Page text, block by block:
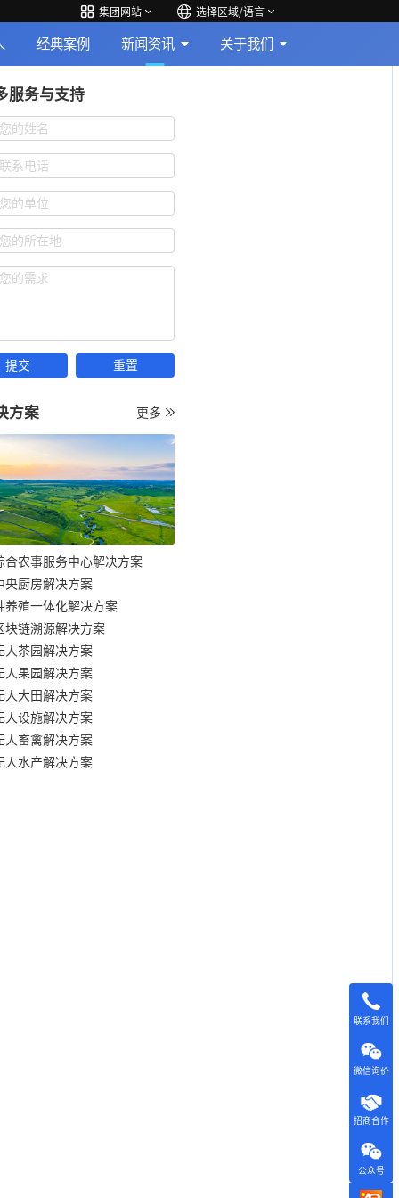
集团网站 选择区域/语言
经典案例 新闻资讯 关于我们
服务与支持
的姓名
系电话
的单位
的所在地
的需求
方案 更多
合农事服务中心解决方案
央厨房解决方案
养殖一体化解决方案
块链溯源解决方案
人茶园解决方案
人果园解决方案
人大田解决方案
人设施解决方案
人畜禽解决方案
人水产解决方案
联系我们
微信询价
招商合作
公众号